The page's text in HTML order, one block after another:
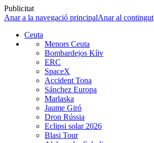
Publicitat
Anar a la navegació principalAnar al contingut
Ceuta
Menors Ceuta
Bombardejos Kíiv
ERC
SpaceX
Accident Tona
Sánchez Europa
Marlaska
Jaume Giró
Dron Rússia
Eclipsi solar 2026
Blasi Tour